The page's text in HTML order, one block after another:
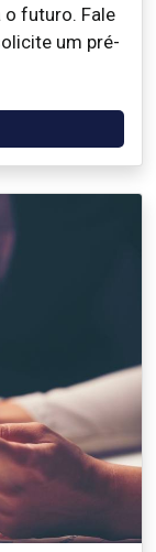
o futuro. Fale
um pré-